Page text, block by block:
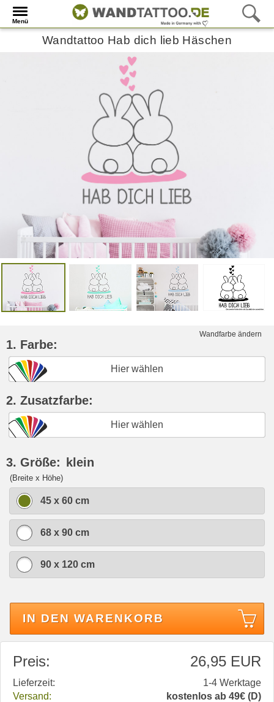
Menü
Wandtattoo Hab dich lieb Häschen
Wandfarbe ändern
1. Farbe:
Hier wählen
2. Zusatzfarbe:
Hier wählen
3. Größe: klein
(Breite x Höhe)
45 x 60 cm
68 x 90 cm
90 x 120 cm
IN DEN WARENKORB
Preis: 26,95 EUR
Lieferzeit:
1-4 Werktage
Versand:
kostenlos ab 49€ (D)